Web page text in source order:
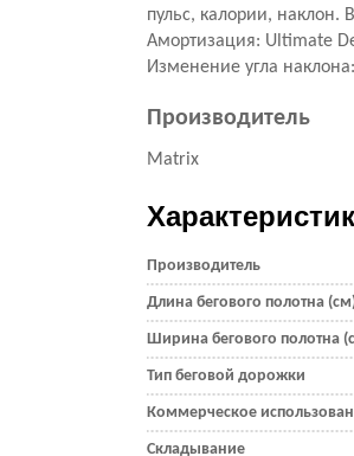
пульс, калории,
Амортизация: Ultimate
Изменение угла
Производитель
Matrix
Производитель
Длина бегового полотна
Ширина бегового полотна
Тип беговой дорожки
Коммерческое
Складывание